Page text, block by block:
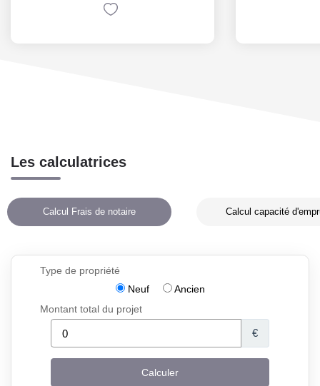
Les calculatrices
Calcul Frais de notaire Calcul capacité